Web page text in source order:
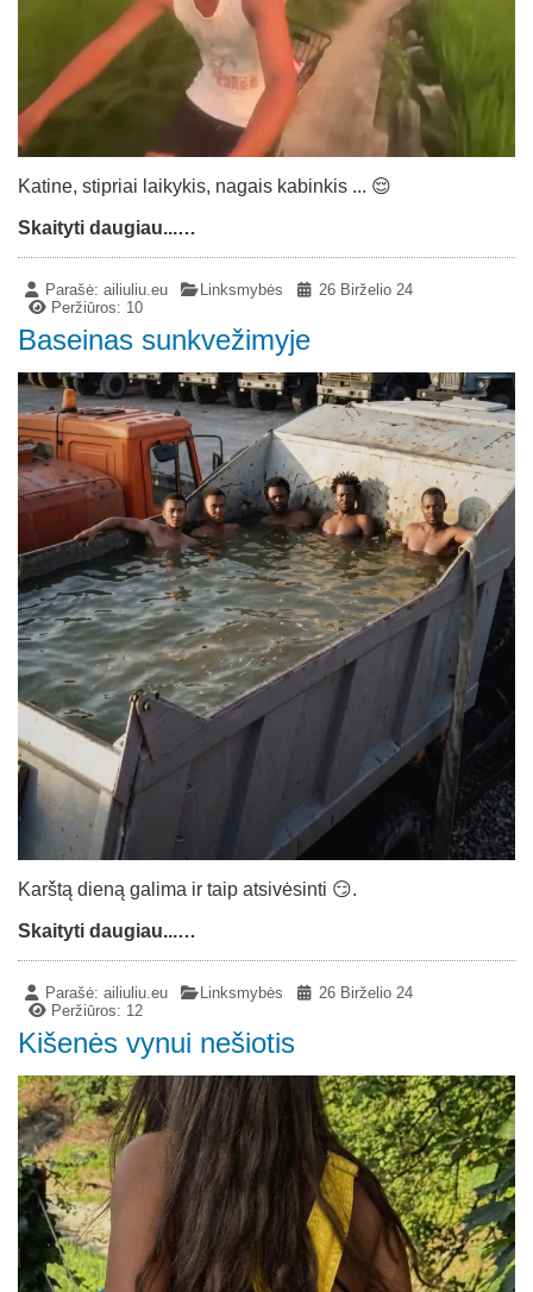
Katine, stipriai laikykis, nagais kabinkis ... 😌
Skaityti daugiau...…
Parašė:ailiuliu.eu Linksmybės
26 Birželio 24
Peržiūros: 10
Baseinas sunkvežimyje
Karštą dieną galima ir taip atsivėsinti 😏.
Skaityti daugiau...…
Parašė:ailiuliu.eu Linksmybės
26 Birželio 24
Peržiūros: 12
Kišenės vynui nešiotis